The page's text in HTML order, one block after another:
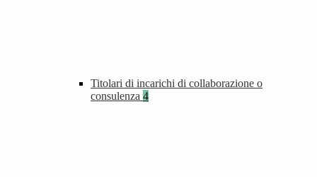
Titolari di incarichi di collaborazione o
consulenza 4